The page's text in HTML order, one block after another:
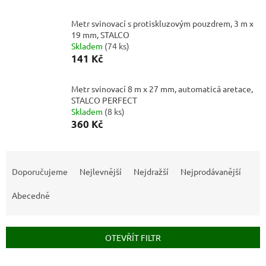
Metr svinovací s protiskluzovým pouzdrem, 3 m x
19 mm, STALCO
Skladem (74 ks)
141 Kč
Metr svinovací 8 m x 27 mm, automaticá aretace,
STALCO PERFECT
Skladem (8 ks)
360 Kč
r
Doporučujeme Nejlevnější Nejdražší Nejprodávanější
Abecedně
OTEVŘÍT FILTR